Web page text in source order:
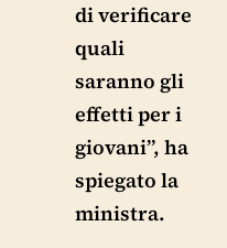
di verificare
quali
saranno gli
effetti per i
giovani”, ha
spiegato la
ministra.